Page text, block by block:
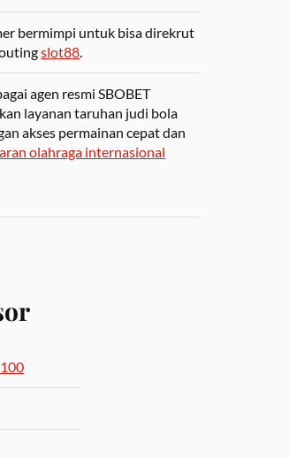
bermimpi untuk bisa direkrut
slot88.
agen resmi SBOBET
layanan taruhan judi bola
akses permainan cepat dan
olahraga internasional